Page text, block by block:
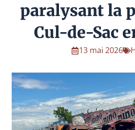
paralysant la
Cul-de-Sac
13 mai 2026